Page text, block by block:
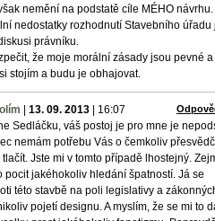
nemění na podstatě cíle MÉHO návrhu.
nedostatky rozhodnutí Stavebního úřadu
právníku.
že moje morální zásady jsou pevné
stojím a budu je obhajovat.
13. 09. 2013 16:07
Sedláčku, váš postoj je pro mne je
nemám potřebu Vás o čemkoliv
Jste mi v tomto případě lhostejný.
pocit jakéhokoliv hledání špatností. Já se
této stavbě na poli legislativy a
pojetí designu. A myslím, že se mi to